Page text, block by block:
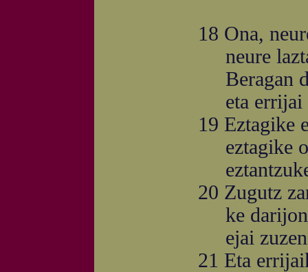
18 Ona, neure
neure laztana,
Beragan
eta errijai epai
19 Eztagike
eztagike
eztantzuke
20 Zugutz
ke darijon
ejai zuzena
21 Eta errijaik